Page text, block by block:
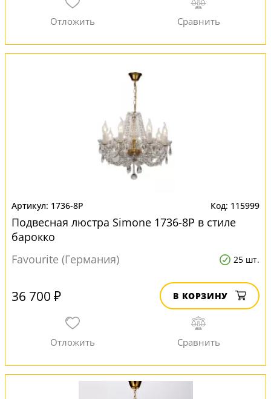
1736-8P 115999
Подвесная люстра Simone 1736-8P в стиле
барокко
Favourite (Германия)
25 шт.
36 700 ₽ В КОРЗИНУ